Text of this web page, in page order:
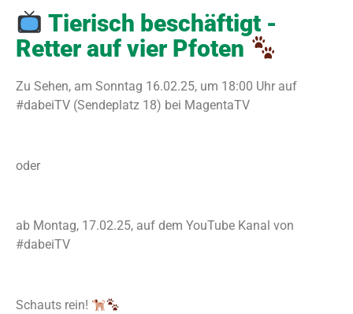
Tierisch beschäftigt -
Retter auf vier Pfoten
Zu Sehen, am Sonntag 16.02.25, um 18:00 Uhr auf
#dabeiTV (Sendeplatz 18) bei MagentaTV
oder
ab Montag, 17.02.25, auf dem YouTube Kanal von
#dabeiTV
Schauts rein!